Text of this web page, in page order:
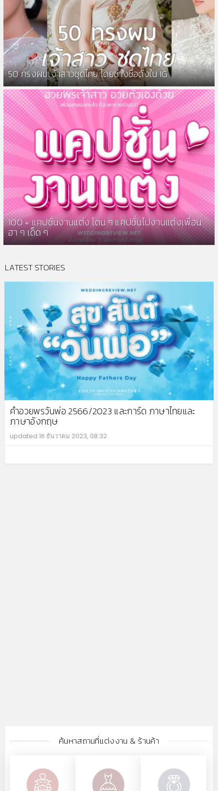
50 ทรงผมเจ้าสาวชุดไทย โดยช่างชื่อดังใน IG
100 + แคปชั่นงานแต่ง โดน ๆ แคปชั่นไปงานแต่งเพื่อน
ฮา ๆ เด็ด ๆ
LATEST STORIES
คำอวยพรวันพ่อ 2566/2023 และการ์ด ภาษาไทยและ
ภาษาอังกฤษ
updated 16 ธันวาคม 2023, 08:32
ค้นหาสถานที่แต่งงาน & ร้านค้า